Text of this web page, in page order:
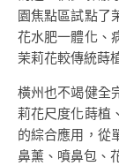
園焦點區試點了
花水肥一體化、
茉莉花較傳統蒔
橫州也不竭健全
莉花尺度化蒔植
的綜合應用，從
鼻薰、噴鼻包、